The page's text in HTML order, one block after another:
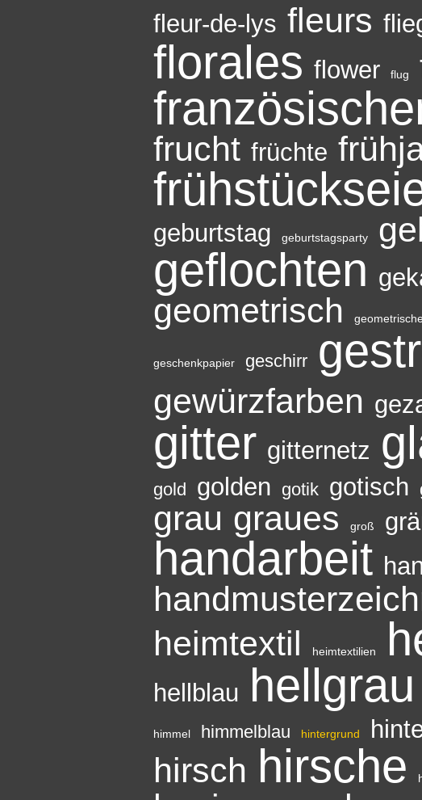
fleur-de-lys fleurs
florales flower flug
frucht früchte
geburtstag geburtstagsparty
geflochten
geometrisch geometrische
geschenkpapier geschirr
gewürzfarben
gitter gitternetz
gold golden gotik gotisch
grau graues groß
handarbeit
heimtextil heimtextilien
hellblau hellgrau
himmel himmelblau hintergrund
hirsch hirsche